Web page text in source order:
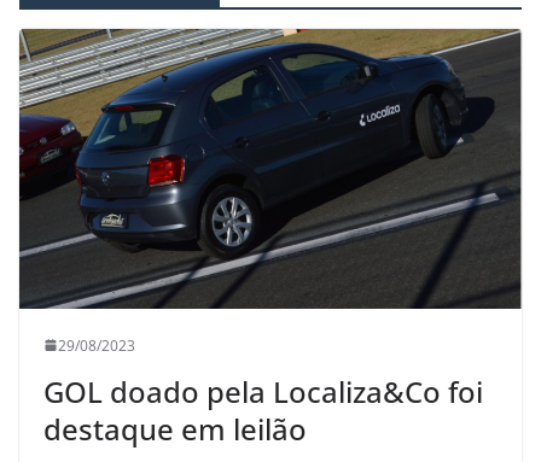
29/08/2023
GOL doado pela Localiza&Co foi
destaque em leilão